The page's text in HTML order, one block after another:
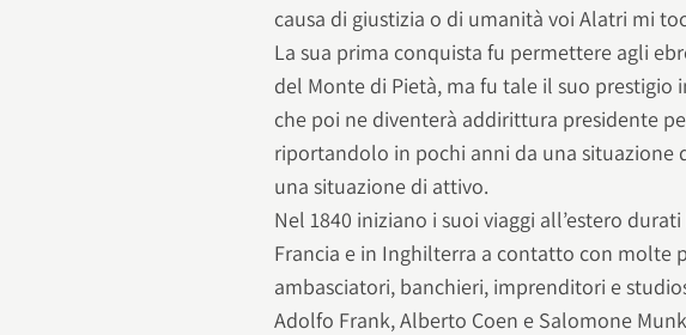
causa di giustizia o di umanità voi Alatri mi
La sua prima conquista fu permettere agli
del Monte di Pietà, ma fu tale il suo
che poi ne diventerà addirittura presidente
riportandolo in pochi anni da una situazione
una situazione di attivo.
Nel 1840 iniziano i suoi viaggi all’estero
Francia e in Inghilterra a contatto con molte
ambasciatori, banchieri, imprenditori e
Adolfo Frank, Alberto Coen e Salomone